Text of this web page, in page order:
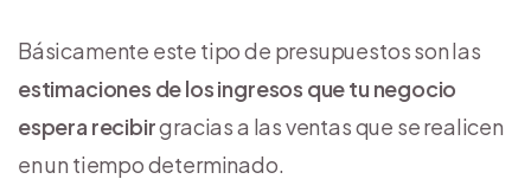
Básicamente este tipo de presupuestos son las
estimaciones de los ingresos que tu negocio
espera recibirgracias a las ventas que se realicen
en un tiempo determinado.